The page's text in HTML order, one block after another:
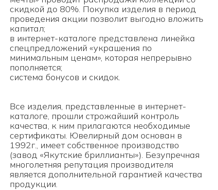
скидкой до 80%. Покупка изделия в период
проведения акции позволит выгодно вложить
капитал;
в интернет-каталоге представлена линейка
спецпредложений «украшения по
минимальным ценам», которая непрерывно
пополняется;
система бонусов и скидок.
Все изделия, представленные в интернет-
каталоге, прошли строжайший контроль
качества, к ним прилагаются необходимые
сертификаты. Ювелирный дом основан в
1992г., имеет собственное производство
(завод «Якутские бриллианты»). Безупречная
многолетняя репутация производителя
является дополнительной гарантией качества
продукции.